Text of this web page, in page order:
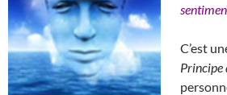
C’est
Principe